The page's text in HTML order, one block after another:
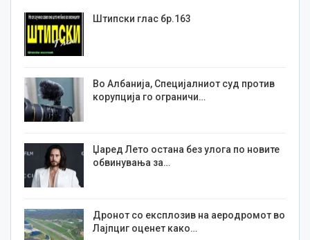
Штипски глас бр.163
Во Албанија, Специјалниот суд против
корупција го ограничи…
Џаред Лето остана без улога по новите
обвинувања за…
Дронот со експлозив на аеродромот во
Лајпциг оценет како…